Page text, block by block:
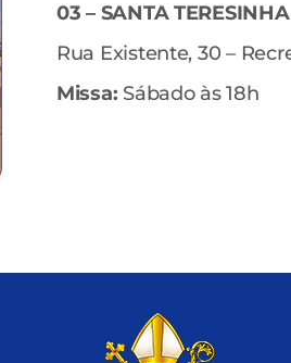
03 – SANTA
Rua Existente, 30 –
Missa: Sábado às 18h